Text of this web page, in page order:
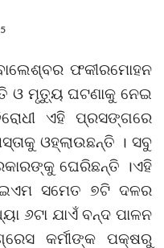
ଫକୀରମୋହନ
ଓ ମୃତ୍ୟୁ ଘଟଣାକୁ ନେଇ
ଏହି ପ୍ରସଙ୍ଗରେ
ଓହ୍ଲାଉଛନ୍ତି । ସବୁ
ଘେରିଛନ୍ତି ।ଏହି
ସମେତ ୭ଟି ଦଳର
୬ଟା ଯାଏଁ ବନ୍ଦ ପାଳନ
କର୍ମୀଙ୍କ ପକ୍ଷରୁ